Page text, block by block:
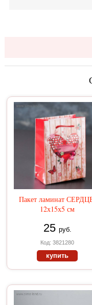
Пакет ламинат
12х15х5 см
25 руб.
Код: 3821280
купить